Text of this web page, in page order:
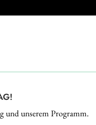
und unserem Programm.